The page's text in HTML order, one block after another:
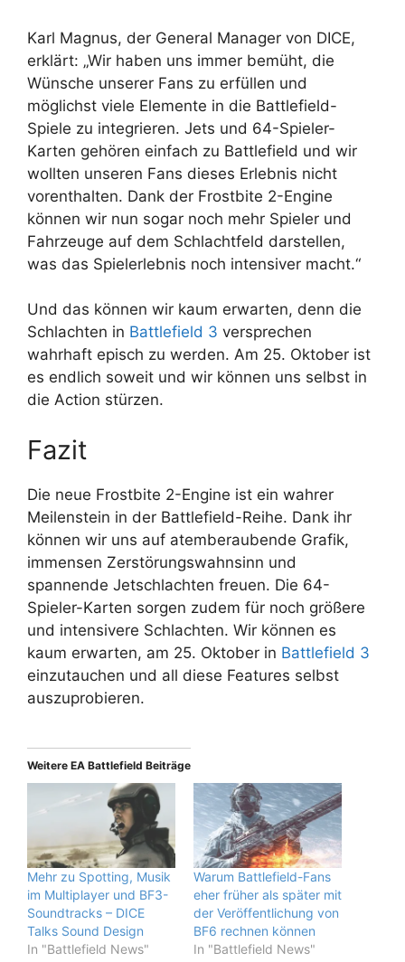
Karl Magnus, der General Manager von DICE,
erklärt: „Wir haben uns immer bemüht, die
Wünsche unserer Fans zu erfüllen und
möglichst viele Elemente in die Battlefield-
Spiele zu integrieren. Jets und 64-Spieler-
Karten gehören einfach zu Battlefield und wir
wollten unseren Fans dieses Erlebnis nicht
vorenthalten. Dank der Frostbite 2-Engine
können wir nun sogar noch mehr Spieler und
Fahrzeuge auf dem Schlachtfeld darstellen,
was das Spielerlebnis noch intensiver macht.“
Und das können wir kaum erwarten, denn die
Schlachten in Battlefield 3 versprechen
wahrhaft episch zu werden. Am 25. Oktober ist
es endlich soweit und wir können uns selbst in
die Action stürzen.
Fazit
Die neue Frostbite 2-Engine ist ein wahrer
Meilenstein in der Battlefield-Reihe. Dank ihr
können wir uns auf atemberaubende Grafik,
immensen Zerstörungswahnsinn und
spannende Jetschlachten freuen. Die 64-
Spieler-Karten sorgen zudem für noch größere
und intensivere Schlachten. Wir können es
kaum erwarten, am 25. Oktober in Battlefield 3
einzutauchen und all diese Features selbst
auszuprobieren.
Weitere EA Battlefield Beiträge
Mehr zu Spotting, Musik
im Multiplayer und BF3-
Soundtracks – DICE
Talks Sound Design
In "Battlefield News"
Warum Battlefield-Fans
eher früher als später mit
der Veröffentlichung von
BF6 rechnen können
In "Battlefield News"